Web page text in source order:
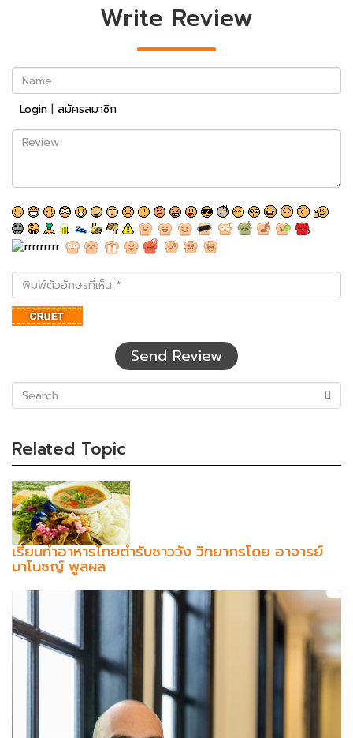
Write Review
Name
Login | สมัครสมาชิก
Review
พิมพ์
ตัว
อักษร
ที่
Send Review
Related Topic
เรียนทำอาหารไทยตำรับชาววัง วิทยากรโดย อาจารย์
มาโนชญ์ พูลผล